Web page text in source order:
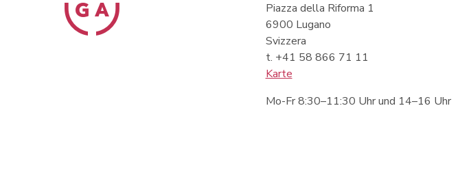
Piazza della Riforma 1
6900 Lugano
Svizzera
t. +41 58 866 71 11
Karte
Mo-Fr 8:30–11:30 Uhr und 14–16 Uhr